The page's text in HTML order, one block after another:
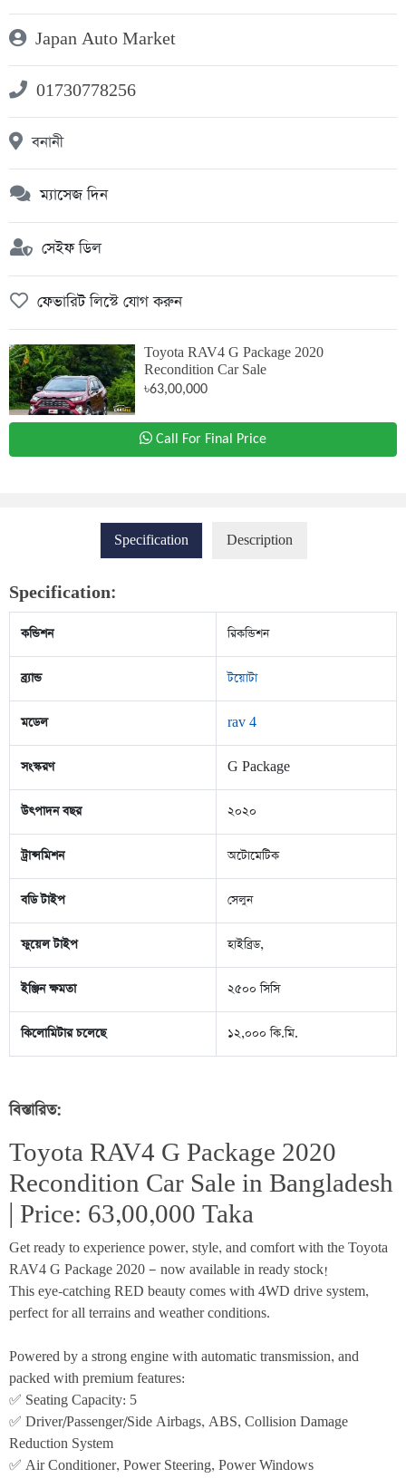
Japan Auto Market
01730778256
বনানী
ম্যাসেজ দিন
সেইফ ডিল
ফেভারিট লিস্টে যোগ করুন
Toyota RAV4 G Package 2020
Recondition Car Sale
৳63,00,000
Call For Final Price
Specification Description
Specification:
কন্ডিশন রিকন্ডিশন
ব্র্যান্ড টয়োটা
মডেল rav 4
সংস্করণ G Package
উৎপাদন বছর ২০২০
ট্রান্সমিশন অটোমেটিক
বডি টাইপ সেলুন
ফুয়েল টাইপ হাইব্রিড,
ইঞ্জিন ক্ষমতা ২৫০০ সিসি
কিলোমিটার চলেছে ১২,০০০ কি.মি.
বিস্তারিত:
Toyota RAV4 G Package 2020
Recondition Car Sale in Bangladesh
| Price: 63,00,000 Taka
Get ready to experience power, style, and comfort with the Toyota
RAV4 G Package 2020 — now available in ready stock!
This eye-catching RED beauty comes with 4WD drive system,
perfect for all terrains and weather conditions.
Powered by a strong engine with automatic transmission, and
packed with premium features:
✅ Seating Capacity: 5
✅ Driver/Passenger/Side Airbags, ABS, Collision Damage
Reduction System
✅ Air Conditioner, Power Steering, Power Windows